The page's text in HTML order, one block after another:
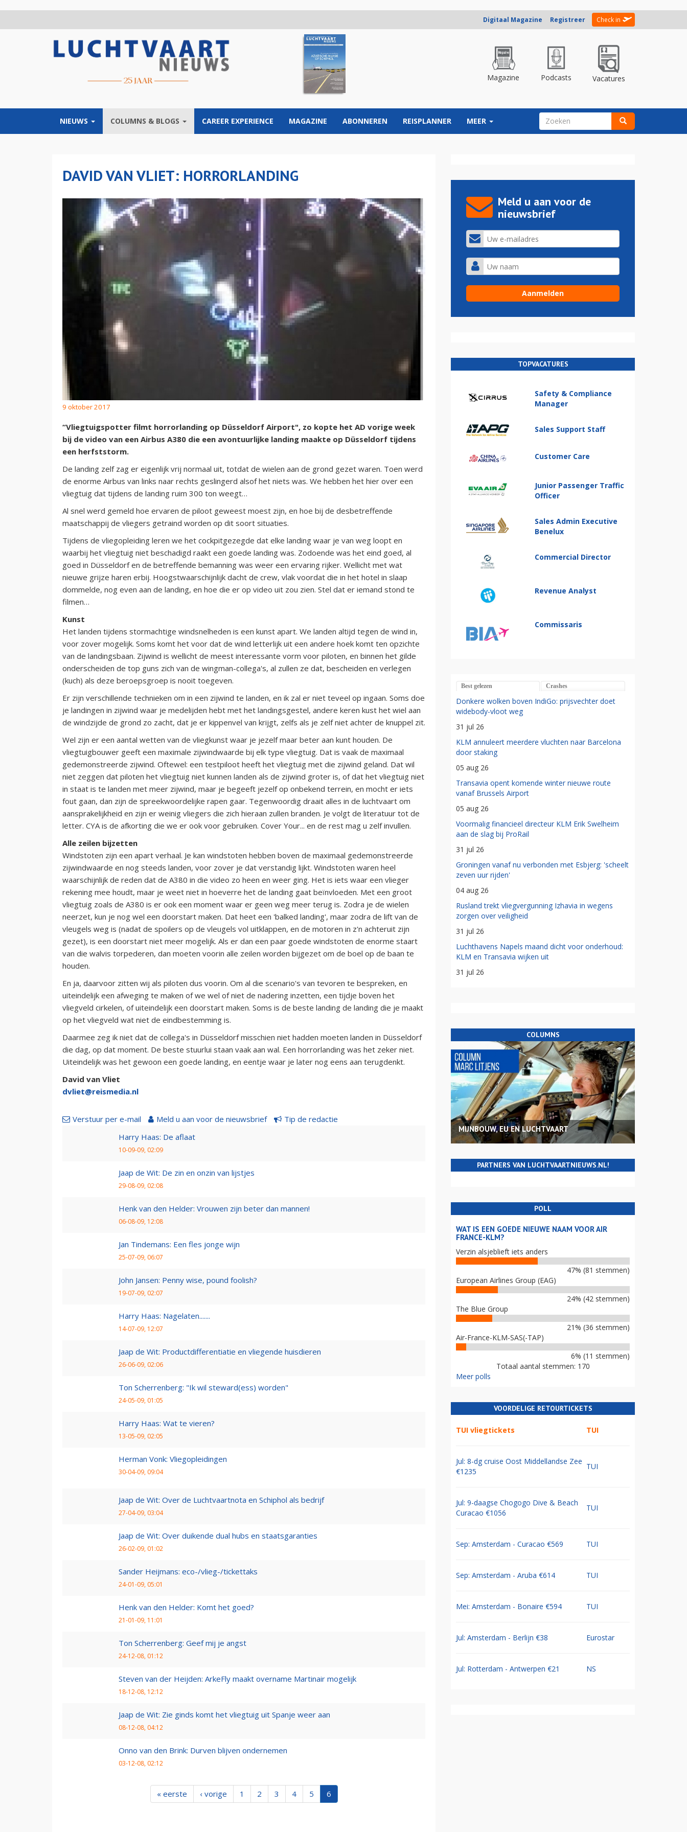
Digitaal Magazine Registreer Check in
Magazine Podcasts Vacatures
NIEUWS COLUMNS & BLOGS CAREER EXPERIENCE MAGAZINE ABONNEREN REISPLANNER MEER ZOEKVELD
DAVID VAN VLIET: HORRORLANDING
9 oktober 2017
“Vliegtuigspotter filmt horrorlanding op Düsseldorf Airport", zo kopte het AD vorige week
bij de video van een Airbus A380 die een avontuurlijke landing maakte op Düsseldorf tijdens
een herfststorm.
De landing zelf zag er eigenlijk vrij normaal uit, totdat de wielen aan de grond gezet waren. Toen werd
de enorme Airbus van links naar rechts geslingerd alsof het niets was. We hebben het hier over een
vliegtuig dat tijdens de landing ruim 300 ton weegt…
Al snel werd gemeld hoe ervaren de piloot geweest moest zijn, en hoe bij de desbetreffende
maatschappij de vliegers getraind worden op dit soort situaties.
Tijdens de vliegopleiding leren we het cockpitgezegde dat elke landing waar je van weg loopt en
waarbij het vliegtuig niet beschadigd raakt een goede landing was. Zodoende was het eind goed, al
goed in Düsseldorf en de betreffende bemanning was weer een ervaring rijker. Wellicht met wat
nieuwe grijze haren erbij. Hoogstwaarschijnlijk dacht de crew, vlak voordat die in het hotel in slaap
dommelde, nog even aan de landing, en hoe die er op video uit zou zien. Stel dat er iemand stond te
filmen…
Kunst
Het landen tijdens stormachtige windsnelheden is een kunst apart. We landen altijd tegen de wind in,
voor zover mogelijk. Soms komt het voor dat de wind letterlijk uit een andere hoek komt ten opzichte
van de landingsbaan. Zijwind is wellicht de meest interessante vorm voor piloten, en binnen het gilde
onderscheiden de top guns zich van de wingman-collega's, al zullen ze dat, bescheiden en verlegen
(kuch) als deze beroepsgroep is nooit toegeven.
Er zijn verschillende technieken om in een zijwind te landen, en ik zal er niet teveel op ingaan. Soms doe
je landingen in zijwind waar je medelijden hebt met het landingsgestel, andere keren kust het wiel aan
de windzijde de grond zo zacht, dat je er kippenvel van krijgt, zelfs als je zelf niet achter de knuppel zit.
Wel zijn er een aantal wetten van de vliegkunst waar je jezelf maar beter aan kunt houden. De
vliegtuigbouwer geeft een maximale zijwindwaarde bij elk type vliegtuig. Dat is vaak de maximaal
gedemonstreerde zijwind. Oftewel: een testpiloot heeft het vliegtuig met die zijwind geland. Dat wil
niet zeggen dat piloten het vliegtuig niet kunnen landen als de zijwind groter is, of dat het vliegtuig niet
in staat is te landen met meer zijwind, maar je begeeft jezelf op onbekend terrein, en mocht er iets
fout gaan, dan zijn de spreekwoordelijke rapen gaar. Tegenwoordig draait alles in de luchtvaart om
aansprakelijkheid en zijn er weinig vliegers die zich hieraan zullen branden. Je volgt de literatuur tot de
letter. CYA is de afkorting die we er ook voor gebruiken. Cover Your... en de rest mag u zelf invullen.
Alle zeilen bijzetten
Windstoten zijn een apart verhaal. Je kan windstoten hebben boven de maximaal gedemonstreerde
zijwindwaarde en nog steeds landen, voor zover je dat verstandig lijkt. Windstoten waren heel
waarschijnlijk de reden dat de A380 in die video zo heen en weer ging. Het is iets waar een vlieger
rekening mee houdt, maar je weet niet in hoeverre het de landing gaat beïnvloeden. Met een groot
vliegtuig zoals de A380 is er ook een moment waar er geen weg meer terug is. Zodra je de wielen
neerzet, kun je nog wel een doorstart maken. Dat heet een 'balked landing', maar zodra de lift van de
vleugels weg is (nadat de spoilers op de vleugels vol uitklappen, en de motoren in z'n achteruit zijn
gezet), is een doorstart niet meer mogelijk. Als er dan een paar goede windstoten de enorme staart
van die walvis torpederen, dan moeten voorin alle zeilen worden bijgezet om de boel op de baan te
houden.
En ja, daarvoor zitten wij als piloten dus voorin. Om al die scenario's van tevoren te bespreken, en
uiteindelijk een afweging te maken of we wel of niet de nadering inzetten, een tijdje boven het
vliegveld cirkelen, of uiteindelijk een doorstart maken. Soms is de beste landing de landing die je maakt
op het vliegveld wat niet de eindbestemming is.
Daarmee zeg ik niet dat de collega's in Düsseldorf misschien niet hadden moeten landen in Düsseldorf
die dag, op dat moment. De beste stuurlui staan vaak aan wal. Een horrorlanding was het zeker niet.
Uiteindelijk was het gewoon een goede landing, en eentje waar je later nog eens aan terugdenkt.
David van Vliet
dvliet@reismedia.nl
Verstuur per e-mail Meld u aan voor de nieuwsbrief
Tip de redactie
Harry Haas: De aflaat
10-09-09, 02:09
Jaap de Wit: De zin en onzin van lijstjes
29-08-09, 02:08
Henk van den Helder: Vrouwen zijn beter dan mannen!
06-08-09, 12:08
Jan Tindemans: Een fles jonge wijn
25-07-09, 06:07
John Jansen: Penny wise, pound foolish?
19-07-09, 02:07
Harry Haas: Nagelaten.......
14-07-09, 12:07
Jaap de Wit: Productdifferentiatie en vliegende huisdieren
26-06-09, 02:06
Ton Scherrenberg: "Ik wil steward(ess) worden"
24-05-09, 01:05
Harry Haas: Wat te vieren?
13-05-09, 02:05
Herman Vonk: Vliegopleidingen
30-04-09, 09:04
Jaap de Wit: Over de Luchtvaartnota en Schiphol als bedrijf
27-04-09, 03:04
Jaap de Wit: Over duikende dual hubs en staatsgaranties
26-02-09, 01:02
Sander Heijmans: eco-/vlieg-/tickettaks
24-01-09, 05:01
Henk van den Helder: Komt het goed?
21-01-09, 11:01
Ton Scherrenberg: Geef mij je angst
24-12-08, 01:12
Steven van der Heijden: ArkeFly maakt overname Martinair mogelijk
18-12-08, 12:12
Jaap de Wit: Zie ginds komt het vliegtuig uit Spanje weer aan
08-12-08, 04:12
Onno van den Brink: Durven blijven ondernemen
03-12-08, 02:12
« eerste ‹ vorige 1 2 3 4 5 6
Meld u aan voor de
nieuwsbrief
TOPVACATURES
Safety & Compliance
Manager
Sales Support Staff
Customer Care
Junior Passenger Traffic
Officer
Sales Admin Executive
Benelux
Commercial Director
Revenue Analyst
Commissaris
Best gelezen Crashes
Donkere wolken boven IndiGo: prijsvechter doet
widebody-vloot weg
31 jul 26
KLM annuleert meerdere vluchten naar Barcelona
door staking
05 aug 26
Transavia opent komende winter nieuwe route
vanaf Brussels Airport
05 aug 26
Voormalig financieel directeur KLM Erik Swelheim
aan de slag bij ProRail
31 jul 26
Groningen vanaf nu verbonden met Esbjerg: 'scheelt
zeven uur rijden'
04 aug 26
Rusland trekt vliegvergunning Izhavia in wegens
zorgen over veiligheid
31 jul 26
Luchthavens Napels maand dicht voor onderhoud:
KLM en Transavia wijken uit
31 jul 26
COLUMNS
MIJNBOUW, EU EN LUCHTVAART
PARTNERS VAN LUCHTVAARTNIEUWS.NL!
POLL
WAT IS EEN GOEDE NIEUWE NAAM VOOR AIR
FRANCE-KLM?
Verzin alsjeblieft iets anders
47% (81 stemmen)
European Airlines Group (EAG)
24% (42 stemmen)
The Blue Group
21% (36 stemmen)
Air-France-KLM-SAS(-TAP)
6% (11 stemmen)
Totaal aantal stemmen: 170
Meer polls
VOORDELIGE RETOURTICKETS
TUI vliegtickets TUI
Jul: 8-dg cruise Oost Middellandse Zee
€1235
TUI
Jul: 9-daagse Chogogo Dive & Beach
Curacao €1056
TUI
Sep: Amsterdam - Curacao €569 TUI
Sep: Amsterdam - Aruba €614 TUI
Mei: Amsterdam - Bonaire €594 TUI
Jul: Amsterdam - Berlijn €38 Eurostar
Jul: Rotterdam - Antwerpen €21 NS